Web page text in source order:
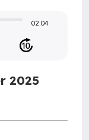
02:04
2025